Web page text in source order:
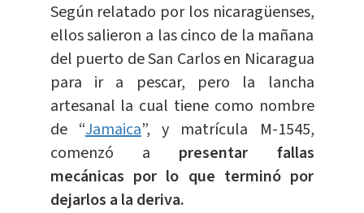
Según relatado por los nicaragüenses,
ellos salieron a las cinco de la mañana
del puerto de San Carlos en Nicaragua
para ir a pescar, pero la lancha
artesanal la cual tiene como nombre
de “Jamaica”, y matrícula M-1545,
comenzó a presentar fallas
mecánicas por lo que terminó por
dejarlos a la deriva.